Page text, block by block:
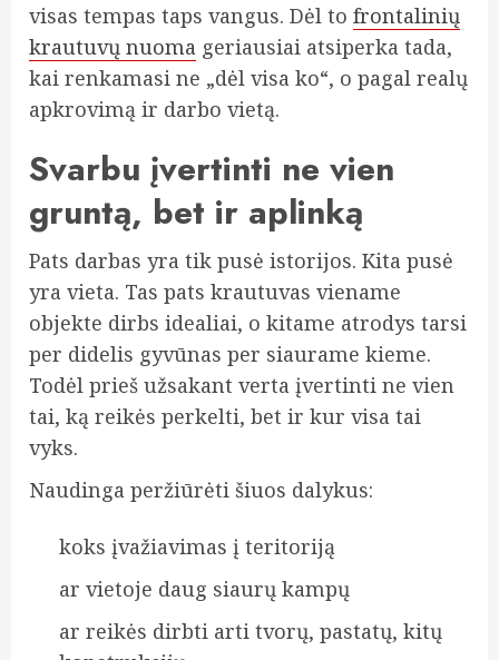
visas tempas taps vangus. Dėl to frontalinių
krautuvų nuoma geriausiai atsiperka tada,
kai renkamasi ne „dėl visa ko“, o pagal realų
apkrovimą ir darbo vietą.
Svarbu įvertinti ne vien
gruntą, bet ir aplinką
Pats darbas yra tik pusė istorijos. Kita pusė
yra vieta. Tas pats krautuvas viename
objekte dirbs idealiai, o kitame atrodys tarsi
per didelis gyvūnas per siaurame kieme.
Todėl prieš užsakant verta įvertinti ne vien
tai, ką reikės perkelti, bet ir kur visa tai
vyks.
Naudinga peržiūrėti šiuos dalykus:
koks įvažiavimas į teritoriją
ar vietoje daug siaurų kampų
ar reikės dirbti arti tvorų, pastatų, kitų